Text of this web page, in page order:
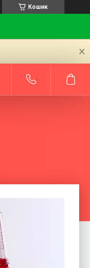
Кошик